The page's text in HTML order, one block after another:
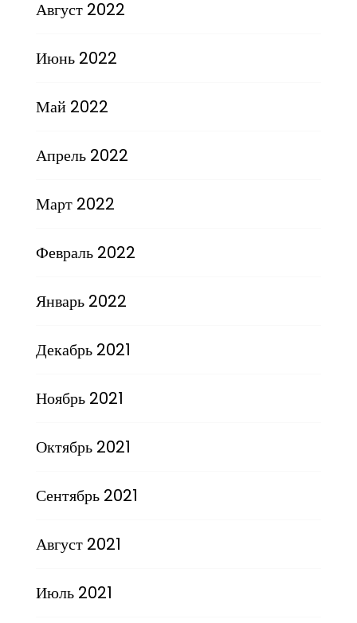
Август 2022
Июнь 2022
Май 2022
Апрель 2022
Март 2022
Февраль 2022
Январь 2022
Декабрь 2021
Ноябрь 2021
Октябрь 2021
Сентябрь 2021
Август 2021
Июль 2021